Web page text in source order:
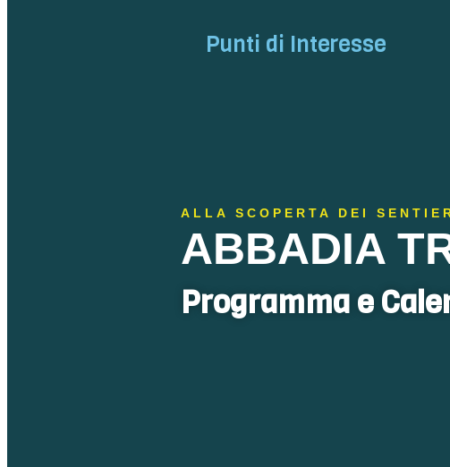
Punti di Interesse
ALLA SCOPERTA DEI
ABBADIA
Programma e